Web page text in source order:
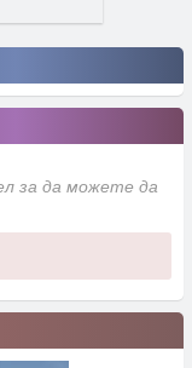
за да можете да